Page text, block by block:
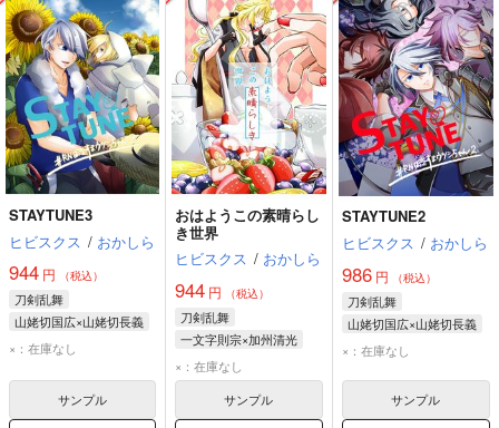
STAYTUNE3
ヒビスクス / おかしら
944 円 （税込）
刀剣乱舞
山姥切国広×山姥切長義
山姥切国広
×：在庫なし
サンプル
おはようこの素晴らし
き世界
ヒビスクス / おかしら
944 円 （税込）
刀剣乱舞
一文字則宗×加州清光
一文字則宗
×：在庫なし
サンプル
STAYTUNE2
ヒビスクス / おかしら
986円 （税込）
刀剣乱舞
山姥切国広×山姥切長義
山姥切国広
×：在庫なし
サンプル